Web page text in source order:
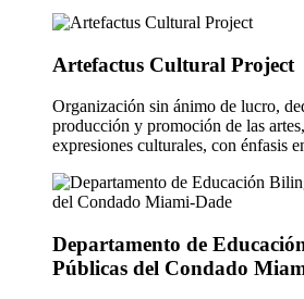
Artefactus Cultural Project
Organización sin ánimo de lucro,
producción y promoción de las
expresiones culturales, con énfasis
Departamento de
Públicas del Condado